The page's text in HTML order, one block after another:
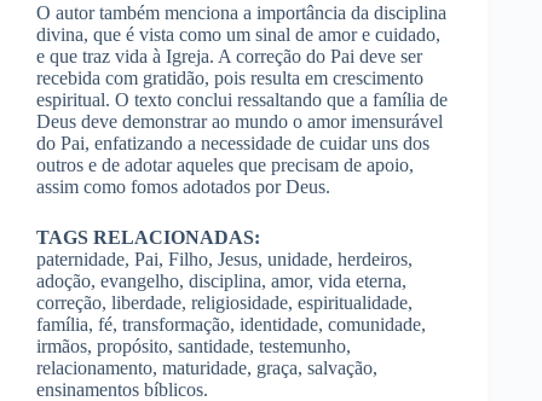
O autor também menciona a importância da disciplina
divina, que é vista como um sinal de amor e cuidado,
e que traz vida à Igreja. A correção do Pai deve ser
recebida com gratidão, pois resulta em crescimento
espiritual. O texto conclui ressaltando que a família de
Deus deve demonstrar ao mundo o amor imensurável
do Pai, enfatizando a necessidade de cuidar uns dos
outros e de adotar aqueles que precisam de apoio,
assim como fomos adotados por Deus.
TAGS RELACIONADAS:
paternidade, Pai, Filho, Jesus, unidade, herdeiros,
adoção, evangelho, disciplina, amor, vida eterna,
correção, liberdade, religiosidade, espiritualidade,
família, fé, transformação, identidade, comunidade,
irmãos, propósito, santidade, testemunho,
relacionamento, maturidade, graça, salvação,
ensinamentos bíblicos.